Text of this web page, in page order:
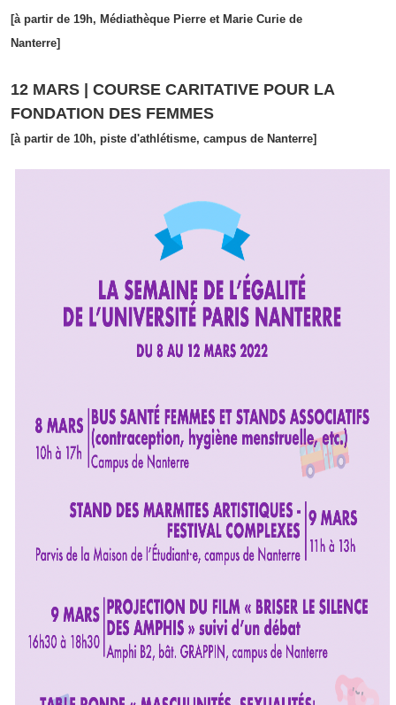
[à partir de 19h, Médiathèque Pierre et Marie Curie de
Nanterre]
12 MARS | COURSE CARITATIVE POUR LA
FONDATION DES FEMMES
[à partir de 10h, piste d'athlétisme, campus de Nanterre]